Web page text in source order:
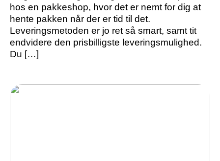
hos en pakkeshop, hvor det er nemt for dig at
hente pakken når der er tid til det.
Leveringsmetoden er jo ret så smart, samt tit
endvidere den prisbilligste leveringsmulighed.
Du […]